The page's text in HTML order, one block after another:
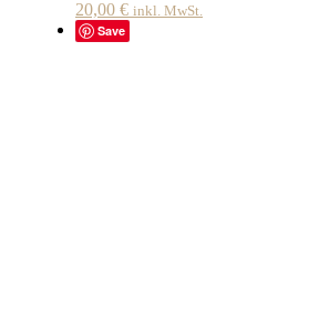
20,00 € inkl. MwSt.
Save